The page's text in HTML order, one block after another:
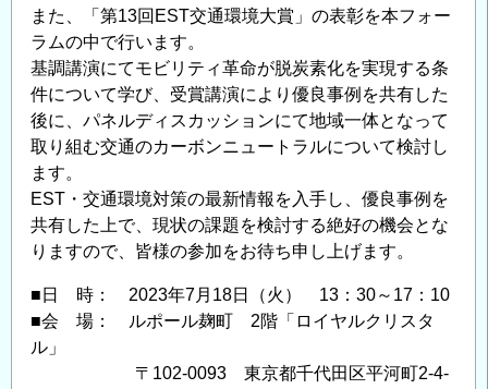
（金）】
の
また、「第13回EST交通環境大賞」の表彰を本フォー
ラムの中で行います。
基調講演にてモビリティ革命が脱炭素化を実現する条
件について学び、受賞講演により優良事例を共有した
後に、パネルディスカッションにて地域一体となって
取り組む交通のカーボンニュートラルについて検討し
ます。
EST・交通環境対策の最新情報を入手し、優良事例を
共有した上で、現状の課題を検討する絶好の機会とな
りますので、皆様の参加をお待ち申し上げます。
■日 時： 2023年7月18日（火） 13：30～17：10
■会 場： ルポール麹町 2階「ロイヤルクリスタ
ル」
〒102-0093 東京都千代田区平河町2-4-